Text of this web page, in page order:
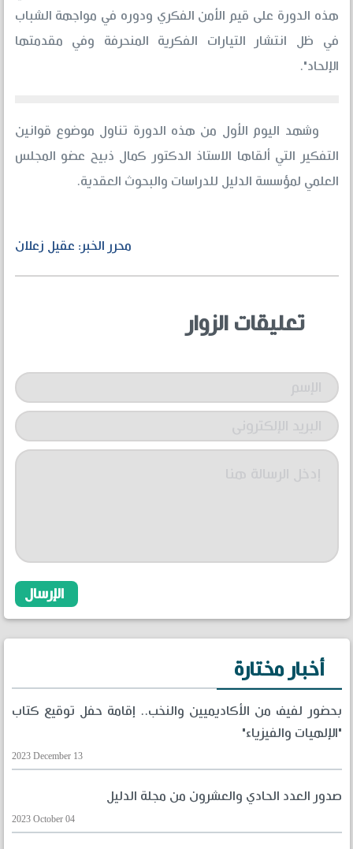
هذه الدورة على قيم الأمن الفكري ودوره في مواجهة الشباب
في ظل انتشار التيارات الفكرية المنحرفة وفي مقدمتها
الإلحاد".
وشهد اليوم الأول من هذه الدورة تناول موضوع قوانين
التفكير التي ألقاها الاستاذ الدكتور كمال ذبيح عضو المجلس
العلمي لمؤسسة الدليل للدراسات والبحوث العقدية.
محرر الخبر: عقيل زعلان
تعليقات الزوار
أخبار مختارة
بحضور لفيف من الأكاديميين والنخب.. إقامة حفل توقيع كتاب
"الإلهيات والفيزياء"
2023 December 13
صدور العدد الحادي والعشرون من مجلة الدليل
2023 October 04